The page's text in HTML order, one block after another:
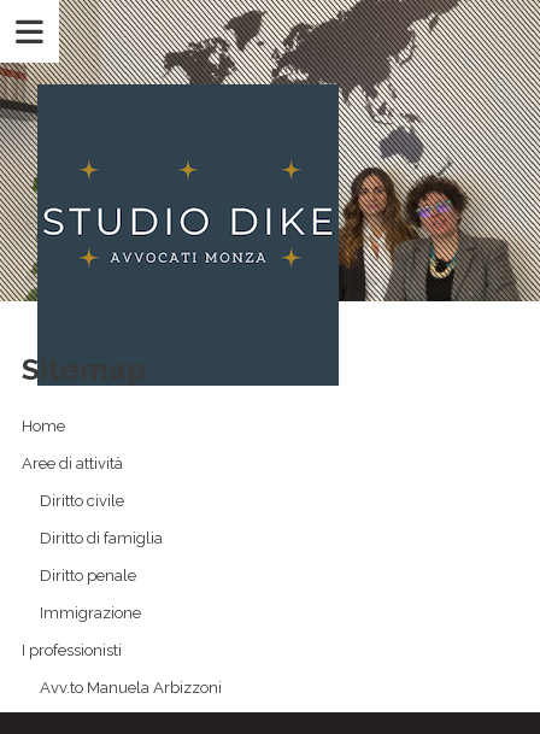
Sitemap
Home
Aree di attività
Diritto civile
Diritto di famiglia
Diritto penale
Immigrazione
I professionisti
Avv.to Manuela Arbizzoni